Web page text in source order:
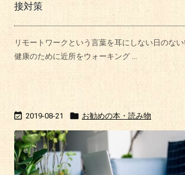
接対策
リモートワークという言葉を耳にしない日のな
健康のために近所をウォーキング ...
 2019-08-21  お勧めの本・読み物